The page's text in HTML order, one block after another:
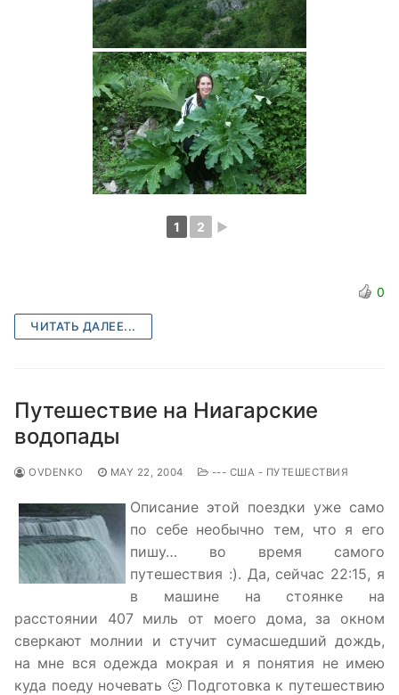
1 2 ►
0
ЧИТАТЬ ДАЛЕЕ...
Путешествие на Ниагарские
водопады
OVDENKO MAY 22, 2004 --- США - ПУТЕШЕСТВИЯ
Описание этой поездки уже само
по себе необычно тем, что я его
пишу… во время самого
путешествия :). Да, сейчас 22:15, я
в машине на стоянке на
расстоянии 407 миль от моего дома, за окном
сверкают молнии и стучит сумасшедший дождь,
на мне вся одежда мокрая и я понятия не имею
куда поеду ночевать 🙂 Подготовка к путешествию